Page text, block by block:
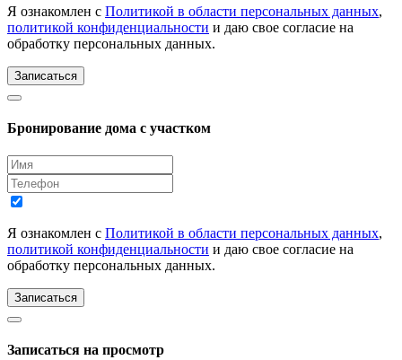
Я ознакомлен с Политикой в области персональных данных,
политикой конфиденциальности и даю свое согласие на
обработку персональных данных.
Записаться
Бронирование дома с участком
Я ознакомлен с Политикой в области персональных данных,
политикой конфиденциальности и даю свое согласие на
обработку персональных данных.
Записаться
Записаться на просмотр